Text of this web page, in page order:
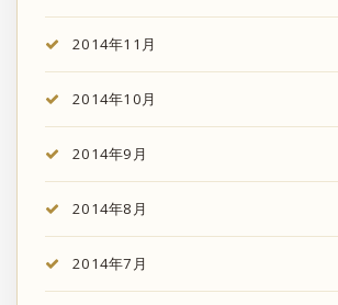
2014年11月
2014年10月
2014年9月
2014年8月
2014年7月